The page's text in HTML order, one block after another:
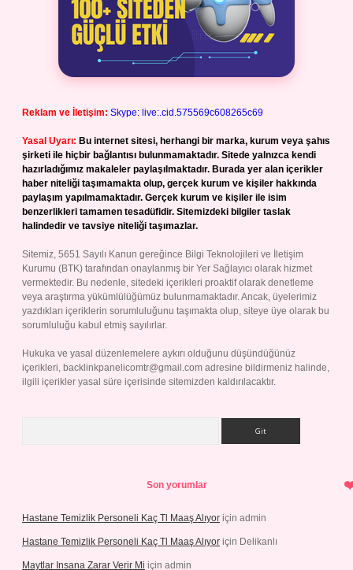
Reklam ve İletişim: Skype: live:.cid.575569c608265c69
Yasal Uyarı: Bu internet sitesi, herhangi bir marka, kurum veya şahıs
şirketi ile hiçbir bağlantısı bulunmamaktadır. Sitede yalnızca kendi
hazırladığımız makaleler paylaşılmaktadır. Burada yer alan içerikler
haber niteliği taşımamakta olup, gerçek kurum ve kişiler hakkında
paylaşım yapılmamaktadır. Gerçek kurum ve kişiler ile isim
benzerlikleri tamamen tesadüfidir. Sitemizdeki bilgiler taslak
halindedir ve tavsiye niteliği taşımazlar.
Sitemiz, 5651 Sayılı Kanun gereğince Bilgi Teknolojileri ve İletişim
Kurumu (BTK) tarafından onaylanmış bir Yer Sağlayıcı olarak hizmet
vermektedir. Bu nedenle, sitedeki içerikleri proaktif olarak denetleme
veya araştırma yükümlülüğümüz bulunmamaktadır. Ancak, üyelerimiz
yazdıkları içeriklerin sorumluluğunu taşımakta olup, siteye üye olarak bu
sorumluluğu kabul etmiş sayılırlar.
Hukuka ve yasal düzenlemelere aykırı olduğunu düşündüğünüz
içerikleri, backlinkpanelicomtr@gmail.com adresine bildirmeniz halinde,
ilgili içerikler yasal süre içerisinde sitemizden kaldırılacaktır.
Son yorumlar
Hastane Temizlik Personeli Kaç Tl Maaş Alıyor için admin
Hastane Temizlik Personeli Kaç Tl Maaş Alıyor için Delikanlı
Maytlar Insana Zarar Verir Mi için admin